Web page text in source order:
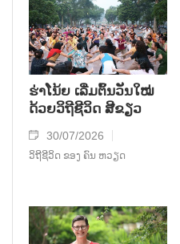
ຮ່າໂນ້ຍ ເລີ່ມຕົ້ນວັນໃໝ່
ດ້ວຍວິຖີຊີວິດ ສີຂຽວ
30/07/2026
ວິຖີຊີວິດ ຂອງ ຄົນ ຫວຽດ